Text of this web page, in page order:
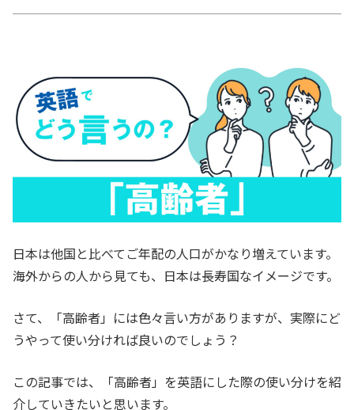
日本は他国と比べてご年配の人口がかなり増えています。
海外からの人から見ても、日本は長寿国なイメージです。
さて、「高齢者」には色々言い方がありますが、実際にど
うやって使い分ければ良いのでしょう？
この記事では、「高齢者」を英語にした際の使い分けを紹
介していきたいと思います。